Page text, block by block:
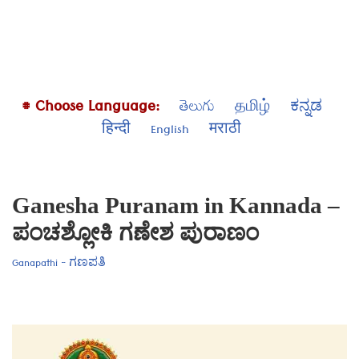
# Choose Language: తెలుగు தமிழ்
ಕನ್ನಡ
हिन्दी
English मराठी
Ganesha Puranam in Kannada –
ಪಂಚಶ್ಲೋಕಿ ಗಣೇಶ ಪುರಾಣಂ
Ganapathi - ಗಣಪತಿ